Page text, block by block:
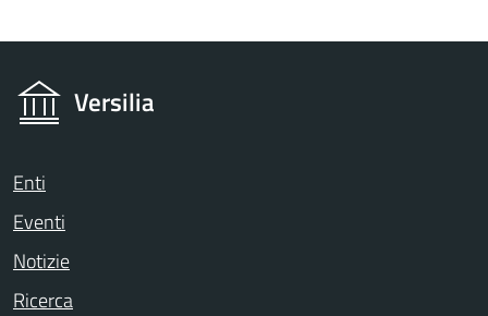
Versilia
Enti
Eventi
Notizie
Ricerca